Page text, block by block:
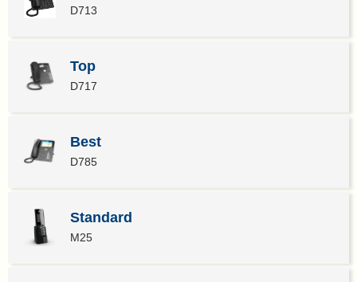
D713
Top
D717
Best
D785
Standard
M25